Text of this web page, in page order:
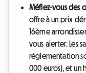
Méfiez-vous des
offre à un prix
16ème
vous alerter. Les
réglementation
000 euros), et un